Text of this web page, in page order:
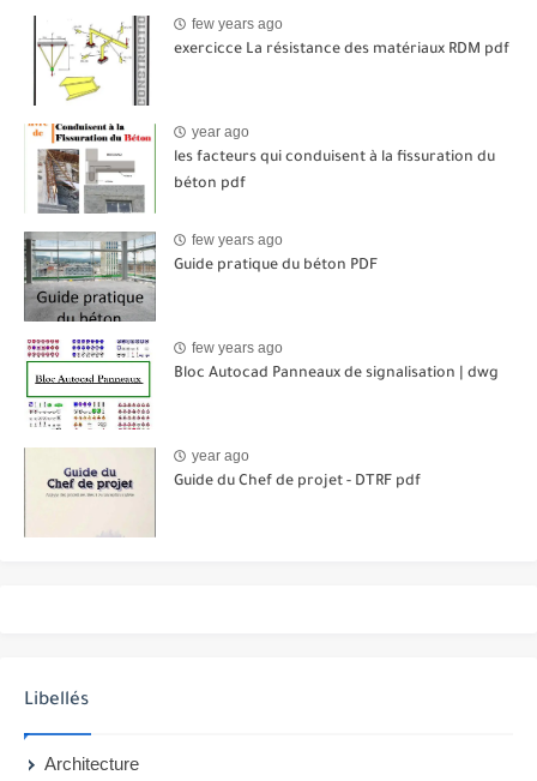
few years ago
exercicce La résistance des matériaux RDM pdf
year ago
les facteurs qui conduisent à la fissuration du
béton pdf
few years ago
Guide pratique du béton PDF
few years ago
Bloc Autocad Panneaux de signalisation | dwg
year ago
Guide du Chef de projet - DTRF pdf
Libellés
Architecture